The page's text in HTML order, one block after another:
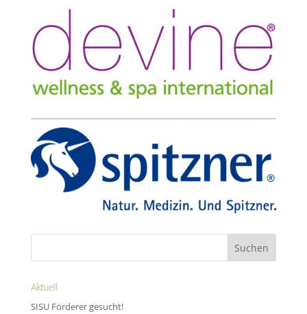
Aktuell
SISU Förderer gesucht!